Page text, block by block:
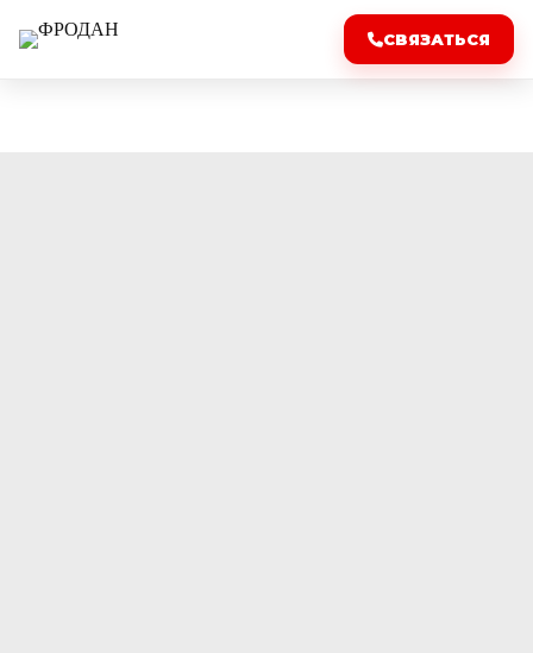
СВЯЗАТЬСЯ